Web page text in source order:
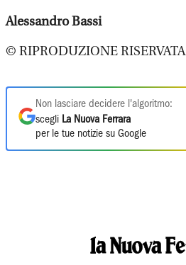
Alessandro Bassi
© RIPRODUZIONE RISERVATA
Non lasciare decidere l'algoritmo:
scegli La Nuova Ferrara
per le tue notizie su Google